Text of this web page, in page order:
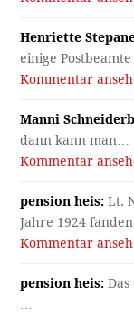
Henriette
einige
Kommentar
Manni
dann kann man…
Kommentar
pension heis: Lt.
Jahre 1924
Kommentar
pension heis:
…